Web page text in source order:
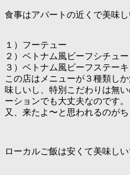
食事はアパートの近くで美味し
１）フーテュー
２）ベトナム風ビーフシチュー
３）ベトナム風ビーフステーキ
この店はメニューが３種類し
味しいし、特別こだわりは無
ーションでも大丈夫なのです。
又、来たよ〜と思われるのが
ローカルご飯は安くて美味しい